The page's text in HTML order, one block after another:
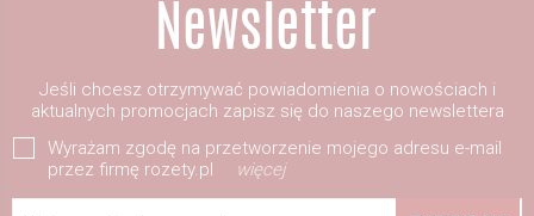
Jeśli chcesz otrzymywać powiadomienia o nowościach i
aktualnych promocjach zapisz się do naszego newslettera
Wyrażam zgodę na przetworzenie mojego adresu e-mail
przez firmę rozety.pl
więcej